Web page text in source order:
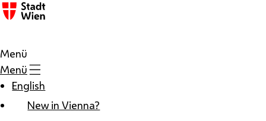
Zum Inhalt
Menü
Menü
English
New in Vienna?